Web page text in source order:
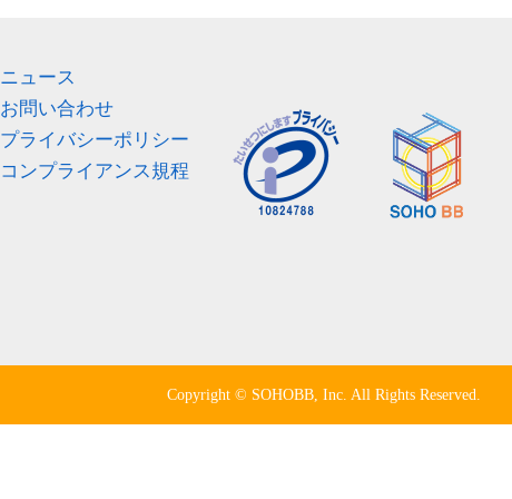
ニュース
お問い合わせ
プライバシーポリシー
コンプライアンス規程
Copyright © SOHOBB, Inc. All Rights Reserved.